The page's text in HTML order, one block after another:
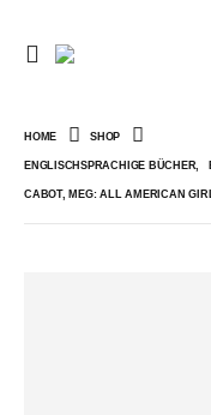
HOME SHOP
ENGLISCHSPRACHIGE BÜCHER,
CABOT, MEG: ALL AMERICAN